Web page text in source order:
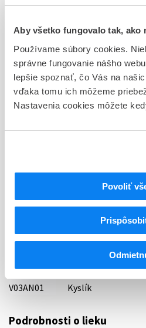
Aby všetko fungovalo tak, ako
Používame súbory cookies.
správne fungovanie nášho
lepšie spoznať, čo Vás na
vďaka tomu ich môžeme
Nastavenia cookies môžete
Povoliť
Doplnok
spät.klap.s prípoj.G 3/4")
Stav
D - Registrácia bez obmedzenia
Typ registračnej procedúry
Rôzne (vária)
Všetky ostatné
V03AN01
Kyslík
Podrobnosti o lieku